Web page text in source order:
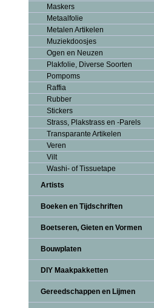
Maskers
Metaalfolie
Metalen Artikelen
Muziekdoosjes
Ogen en Neuzen
Plakfolie, Diverse Soorten
Pompoms
Raffia
Rubber
Stickers
Strass, Plakstrass en -Parels
Transparante Artikelen
Veren
Vilt
Washi- of Tissuetape
Artists
Boeken en Tijdschriften
Boetseren, Gieten en Vormen
Bouwplaten
DIY Maakpakketten
Gereedschappen en Lijmen